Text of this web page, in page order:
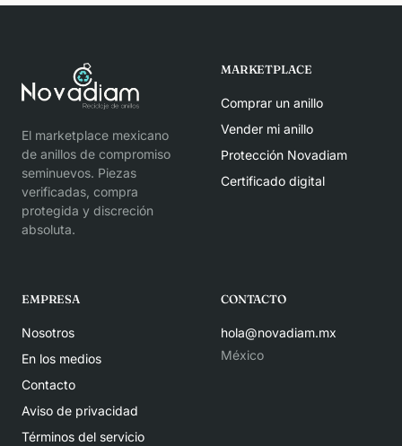
El marketplace mexicano
de anillos de compromiso
seminuevos. Piezas
verificadas, compra
protegida y discreción
absoluta.
MARKETPLACE
Comprar un anillo
Vender mi anillo
Protección Novadiam
Certificado digital
EMPRESA
Nosotros
En los medios
Contacto
Aviso de privacidad
Términos del servicio
CONTACTO
hola@novadiam.mx
México